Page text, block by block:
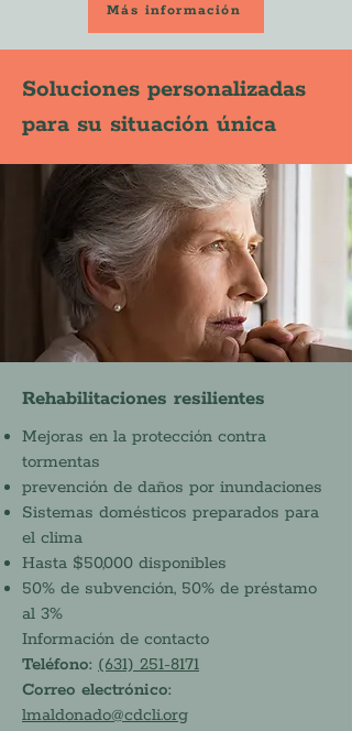
Más información
Soluciones personalizadas
para su situación única
Rehabilitaciones resilientes
Mejoras en la protección contra
tormentas
prevención de daños por inundaciones
Sistemas domésticos preparados para
el clima
Hasta $50,000 disponibles
50% de subvención, 50% de préstamo
al 3%
Información de contacto
Teléfono: (631) 251-8171
Correo electrónico:
lmaldonado@cdcli.org